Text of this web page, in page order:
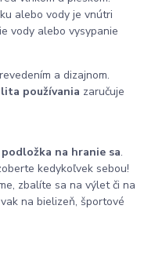
alebo vody je vnútri
vody alebo vysypanie
a dizajnom.
používania zaručuje
podložka na hranie sa.
kedykoľvek sebou!
zbalíte sa na výlet či na
na bielizeň, športové